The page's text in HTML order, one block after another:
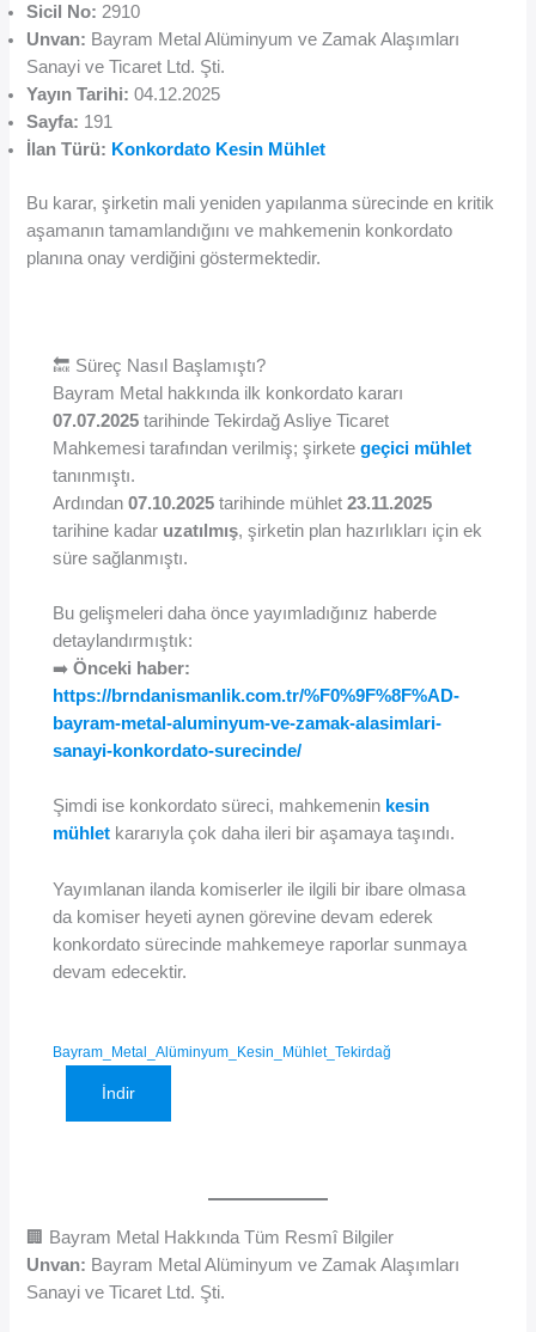
Sicil No: 2910
Unvan: Bayram Metal Alüminyum ve Zamak Alaşımları
Sanayi ve Ticaret Ltd. Şti.
Yayın Tarihi: 04.12.2025
Sayfa: 191
İlan Türü: Konkordato Kesin Mühlet
Bu karar, şirketin mali yeniden yapılanma sürecinde en kritik
aşamanın tamamlandığını ve mahkemenin konkordato
planına onay verdiğini göstermektedir.
🔙 Süreç Nasıl Başlamıştı?
Bayram Metal hakkında ilk konkordato kararı
07.07.2025 tarihinde Tekirdağ Asliye Ticaret
Mahkemesi tarafından verilmiş; şirketegeçici mühlet
tanınmıştı.
Ardından07.10.2025 tarihinde mühlet23.11.2025
tarihine kadar uzatılmış, şirketin plan hazırlıkları için ek
süre sağlanmıştı.
Bu gelişmeleri daha önce yayımladığınız haberde
detaylandırmıştık:
➡️Önceki haber:
https://brndanismanlik.com.tr/%F0%9F%8F%AD-
bayram-metal-aluminyum-ve-zamak-alasimlari-
sanayi-konkordato-surecinde/
Şimdi ise konkordato süreci, mahkemenin kesin
mühlet kararıyla çok daha ileri bir aşamaya taşındı.
Yayımlanan ilanda komiserler ile ilgili bir ibare olmasa
da komiser heyeti aynen görevine devam ederek
konkordato sürecinde mahkemeye raporlar sunmaya
devam edecektir.
Bayram_Metal_Alüminyum_Kesin_Mühlet_Tekirdağ
İndir
🏢 Bayram Metal Hakkında Tüm Resmî Bilgiler
Unvan: Bayram Metal Alüminyum ve Zamak Alaşımları
Sanayi ve Ticaret Ltd. Şti.